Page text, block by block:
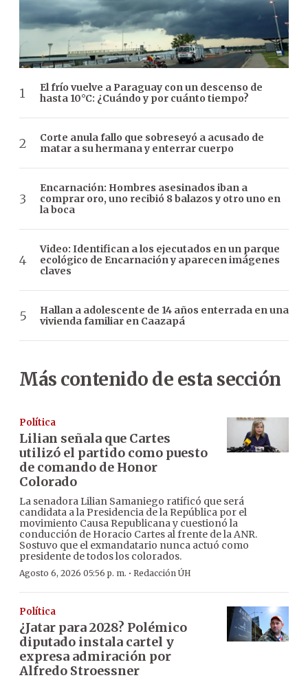
El frío vuelve a Paraguay con un descenso de
hasta 10°C: ¿Cuándo y por cuánto tiempo?
Corte anula fallo que sobreseyó a acusado de
matar a su hermana y enterrar cuerpo
Encarnación: Hombres asesinados iban a
comprar oro, uno recibió 8 balazos y otro uno en
la boca
Video: Identifican a los ejecutados en un parque
ecológico de Encarnación y aparecen imágenes
claves
Hallan a adolescente de 14 años enterrada en una
vivienda familiar en Caazapá
Más contenido de esta sección
Política
Lilian señala que Cartes
utilizó el partido como puesto
de comando de Honor
Colorado
La senadora Lilian Samaniego ratificó que será
candidata a la Presidencia de la República por el
movimiento Causa Republicana y cuestionó la
conducción de Horacio Cartes al frente de la ANR.
Sostuvo que el exmandatario nunca actuó como
presidente de todos los colorados.
Agosto 6, 2026 05:56 p. m. · Redacción ÚH
Política
¿Jatar para 2028? Polémico
diputado instala cartel y
expresa admiración por
Alfredo Stroessner